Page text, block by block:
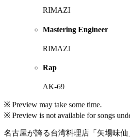
RIMAZI
Mastering Engineer
RIMAZI
Rap
AK-69
※ Preview may take some time.
※ Preview is not available for songs
名古屋が誇る台湾料理店「矢場味仙